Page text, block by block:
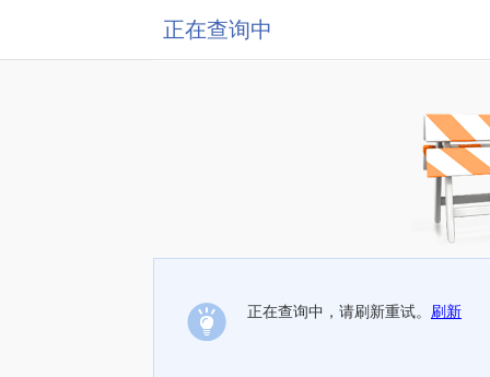
正在查询中
正在查询中，请刷新重试。 刷新